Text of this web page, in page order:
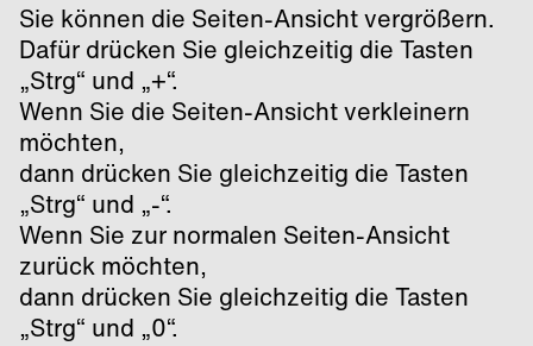
Sie können die Seiten-Ansicht vergrößern.
Dafür drücken Sie gleichzeitig die Tasten
„Strg“ und „+“.
Wenn Sie die Seiten-Ansicht verkleinern
möchten,
dann drücken Sie gleichzeitig die Tasten
„Strg“ und „-“.
Wenn Sie zur normalen Seiten-Ansicht
zurück möchten,
dann drücken Sie gleichzeitig die Tasten
„Strg“ und „0“.